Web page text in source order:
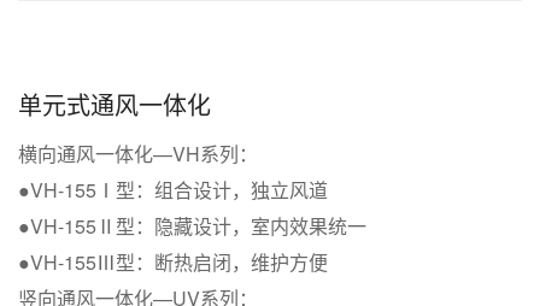
单元式通风一体化
横向通风一体化—VH系列：
●VH-155Ⅰ型：组合设计，独立风道
●VH-155Ⅱ型：隐藏设计，室内效果统一
●VH-155Ⅲ型：断热启闭，维护方便
竖向通风一体化—UV系列：